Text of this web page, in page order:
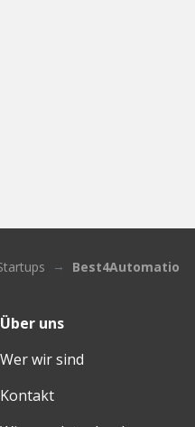
Best4Automation
Über uns
Wer wir sind
Kontakt